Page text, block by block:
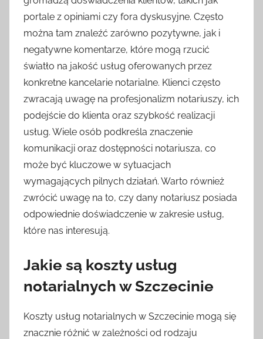
portale z opiniami czy fora dyskusyjne. Często
można tam znaleźć zarówno pozytywne, jak i
negatywne komentarze, które mogą rzucić
światło na jakość usług oferowanych przez
konkretne kancelarie notarialne. Klienci często
zwracają uwagę na profesjonalizm notariuszy, ich
podejście do klienta oraz szybkość realizacji
usług. Wiele osób podkreśla znaczenie
komunikacji oraz dostępności notariusza, co
może być kluczowe w sytuacjach
wymagających pilnych działań. Warto również
zwrócić uwagę na to, czy dany notariusz posiada
odpowiednie doświadczenie w zakresie usług,
które nas interesują.
Jakie są koszty usług
notarialnych w Szczecinie
Koszty usług notarialnych w Szczecinie mogą się
znacznie różnić w zależności od rodzaju